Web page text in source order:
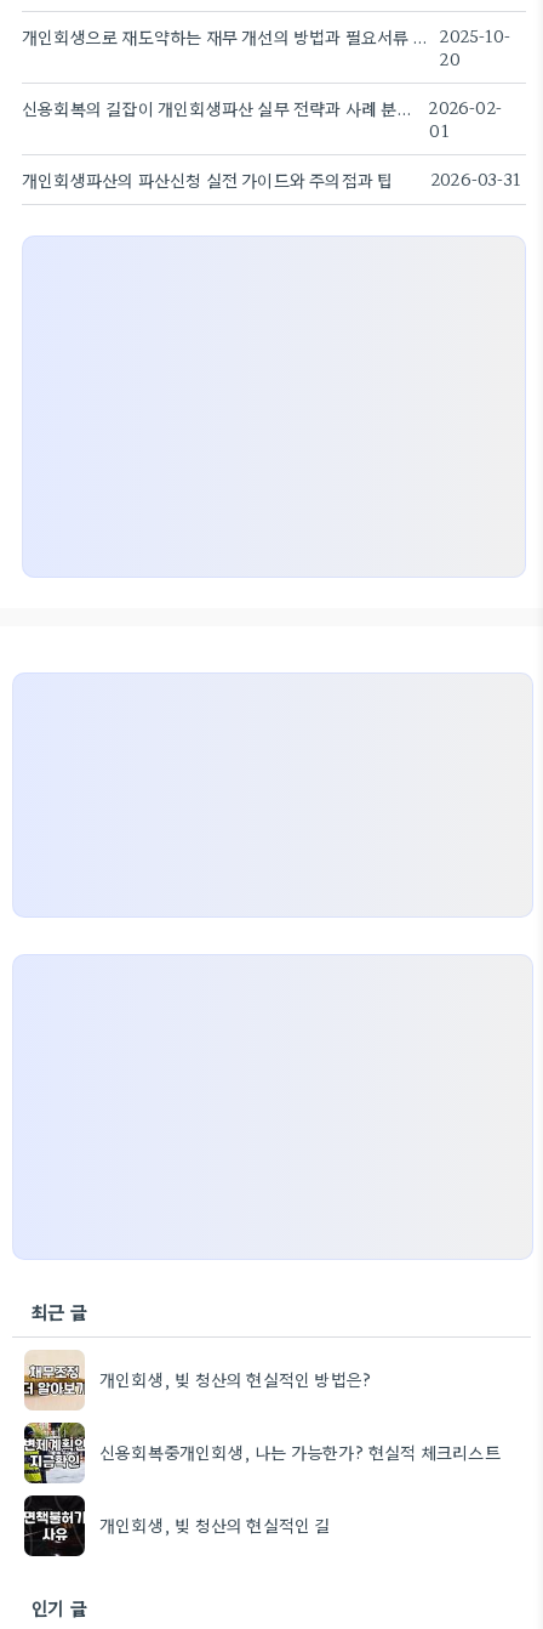
개인회생으로 재도약하는 재무 개선의 방법과 필요서류 안내 정보
2025-10-
20
신용회복의 길잡이 개인회생파산 실무 전략과 사례 분석.
2026-02-
01
개인회생파산의 파산신청 실전 가이드와 주의점과 팁 2026-03-31
최근 글
개인회생, 빚 청산의 현실적인 방법은?
신용회복중개인회생, 나는 가능한가? 현실적 체크리스트
개인회생, 빚 청산의 현실적인 길
인기 글